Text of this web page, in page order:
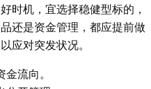
时机，宜选择稳健型标的，
还是资金管理，都应提前做
应对突发状况。
流向。